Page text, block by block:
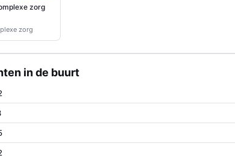
zorg
zorg
in de buurt